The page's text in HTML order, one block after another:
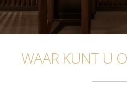
WAAR KUNT U